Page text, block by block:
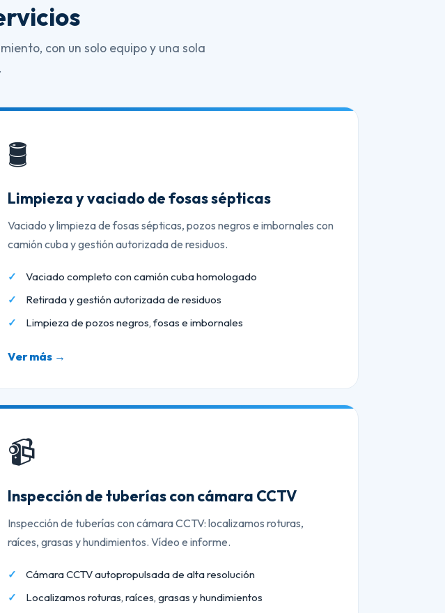
con un solo equipo y una sola
🛢️
Limpieza y vaciado de fosas sépticas
Vaciado y limpieza de fosas sépticas, pozos negros e imbornales con
camión cuba y gestión autorizada de residuos.
Vaciado completo con camión cuba homologado
Retirada y gestión autorizada de residuos
Limpieza de pozos negros, fosas e imbornales
Ver más →
📹
Inspección de tuberías con cámara CCTV
Inspección de tuberías con cámara CCTV: localizamos roturas,
raíces, grasas y hundimientos. Vídeo e informe.
Cámara CCTV autopropulsada de alta resolución
Localizamos roturas, raíces, grasas y hundimientos